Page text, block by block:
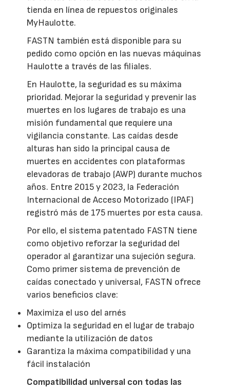
tienda en línea de repuestos originales
MyHaulotte.
FASTN también está disponible para su
pedido como opción en las nuevas máquinas
Haulotte a través de las filiales.
En Haulotte, la seguridad es su máxima
prioridad. Mejorar la seguridad y prevenir las
muertes en los lugares de trabajo es una
misión fundamental que requiere una
vigilancia constante. Las caídas desde
alturas han sido la principal causa de
muertes en accidentes con plataformas
elevadoras de trabajo (AWP) durante muchos
años. Entre 2015 y 2023, la Federación
Internacional de Acceso Motorizado (IPAF)
registró más de 175 muertes por esta causa.
Por ello, el sistema patentado FASTN tiene
como objetivo reforzar la seguridad del
operador al garantizar una sujeción segura.
Como primer sistema de prevención de
caídas conectado y universal, FASTN ofrece
varios beneficios clave:
Maximiza el uso del arnés
Optimiza la seguridad en el lugar de trabajo
mediante la utilización de datos
Garantiza la máxima compatibilidad y una
fácil instalación
Compatibilidad universal con todas las